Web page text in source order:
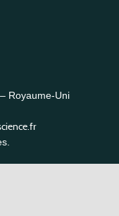
Royaume-Uni